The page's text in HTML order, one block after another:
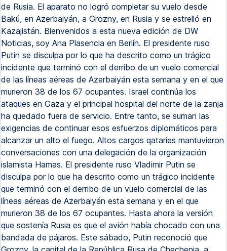
de Rusia. El aparato no logró completar su vuelo desde
Bakú, en Azerbaiyán, a Grozny, en Rusia y se estrelló en
Kazajistán. Bienvenidos a esta nueva edición de DW
Noticias, soy Ana Plasencia en Berlín. El presidente ruso
Putin se disculpa por lo que ha descrito como un trágico
incidente que terminó con el derribo de un vuelo comercial
de las líneas aéreas de Azerbaiyán esta semana y en el que
murieron 38 de los 67 ocupantes. Israel continúa los
ataques en Gaza y el principal hospital del norte de la zanja
ha quedado fuera de servicio. Entre tanto, se suman las
exigencias de continuar esos esfuerzos diplomáticos para
alcanzar un alto el fuego. Altos cargos qataríes mantuvieron
conversaciones con una delegación de la organización
islamista Hamas. El presidente ruso Vladimir Putin se
disculpa por lo que ha descrito como un trágico incidente
que terminó con el derribo de un vuelo comercial de las
líneas aéreas de Azerbaiyán esta semana y en el que
murieron 38 de los 67 ocupantes. Hasta ahora la versión
que sostenía Rusia es que el avión había chocado con una
bandada de pájaros. Este sábado, Putin reconoció que